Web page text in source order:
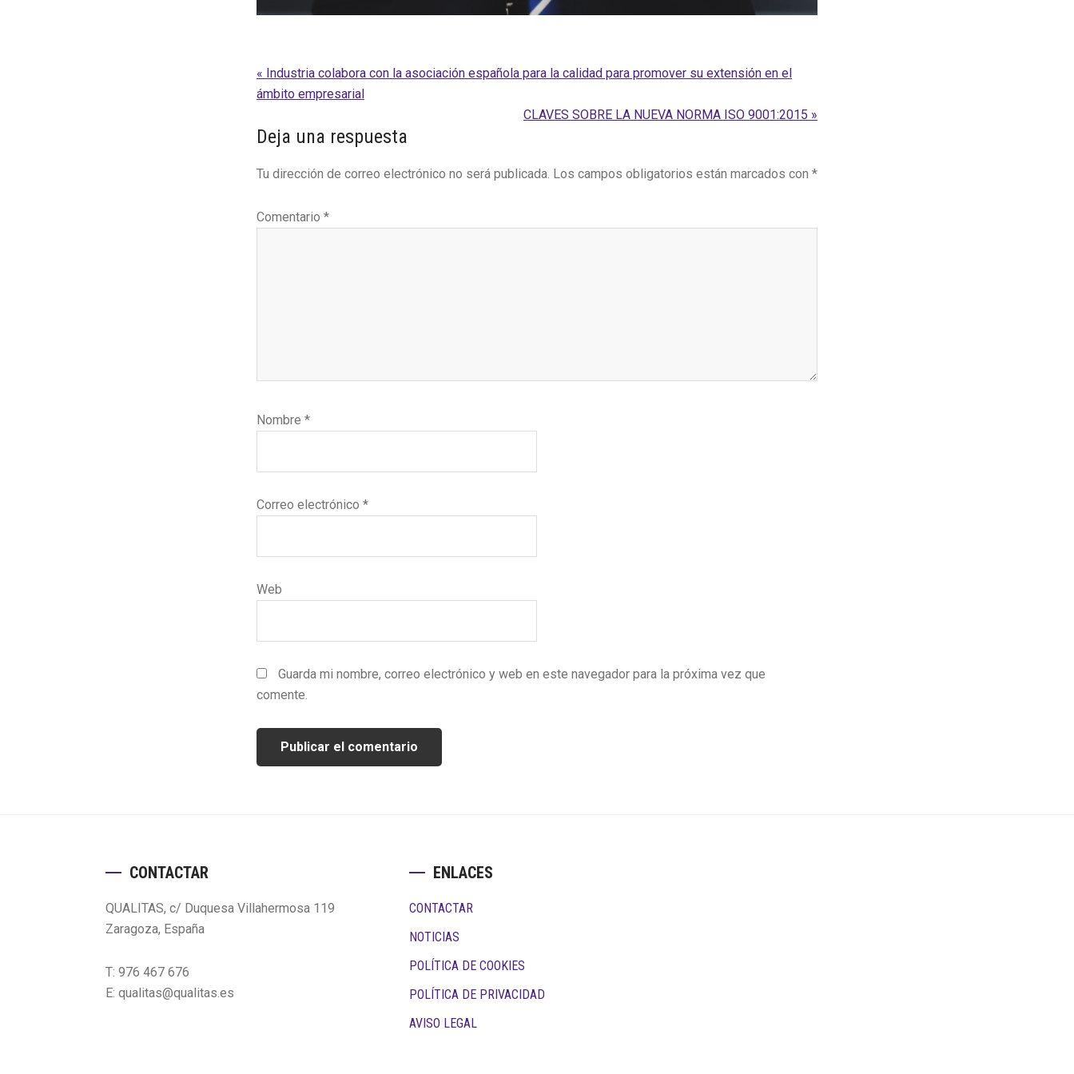
Entrada
anterior:
« Industria colabora con la asociación española para la calidad para promover su extensión en el
ámbito empresarial
Siguiente
CLAVES SOBRE LA NUEVA NORMA ISO 9001:2015 »
Interacciones
con
lectores
Deja una respuesta
Tu dirección de correo electrónico no será publicada. Los campos obligatorios están marcados con *
Comentario *
Nombre *
Correo electrónico *
Web
Guarda mi nombre, correo electrónico y web en este navegador para la próxima vez que
comente.
CONTACTAR
QUALITAS, c/ Duquesa Villahermosa 119
Zaragoza, España
T: 976 467 676
E: qualitas@qualitas.es
ENLACES
CONTACTAR
NOTICIAS
POLÍTICA DE COOKIES
POLÍTICA DE PRIVACIDAD
AVISO LEGAL